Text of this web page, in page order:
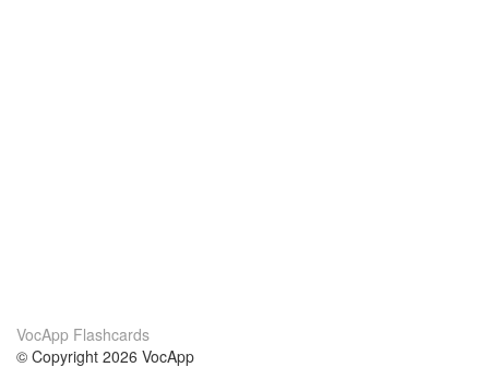
VocApp Flashcards
© Copyright 2026 VocApp